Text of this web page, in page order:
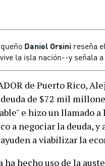
Daniel Orsini reseña
la isla nación--y señala
de Puerto Rico,
de $72 mil
e hizo un llamado
a negociar la deuda,
a viabilizar la
ha hecho uso de la